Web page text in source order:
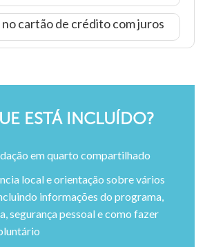
cartão de crédito com juros
ESTÁ INCLUÍDO?
em quarto compartilhado
local e orientação sobre vários
informações do programa,
segurança pessoal e como fazer